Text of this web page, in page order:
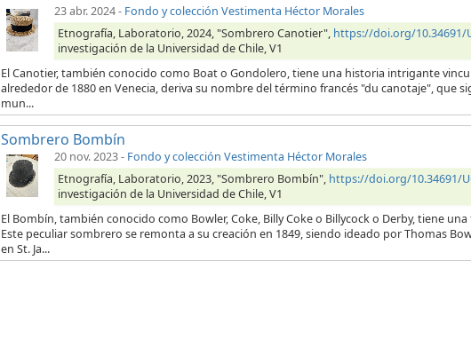
23 abr. 2024- Fondo y colección Vestimenta Héctor Morales
Etnografía, Laboratorio, 2024, "Sombrero Canotier", https://doi.org/10.34691/
investigación de la Universidad de Chile, V1
El Canotier, también conocido como Boat o Gondolero, tiene una historia intrigante
alrededor de 1880 en Venecia, deriva su nombre del término francés "du canotaje", que
mun...
Sombrero Bombín
20 nov. 2023- Fondo y colección Vestimenta Héctor Morales
Etnografía, Laboratorio, 2023, "Sombrero Bombín", https://doi.org/10.34691/
investigación de la Universidad de Chile, V1
El Bombín, también conocido como Bowler, Coke, Billy Coke o Billycock o Derby, tiene
Este peculiar sombrero se remonta a su creación en 1849, siendo ideado por Thomas
en St. Ja...